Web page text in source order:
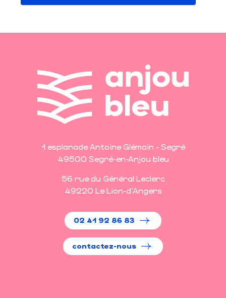
1 esplanade Antoine Glémain - Segré
49500 Segré-en-Anjou bleu
56 rue du Général Leclerc
49220 Le Lion-d'Angers
02 41 92 86 83
contactez-nous